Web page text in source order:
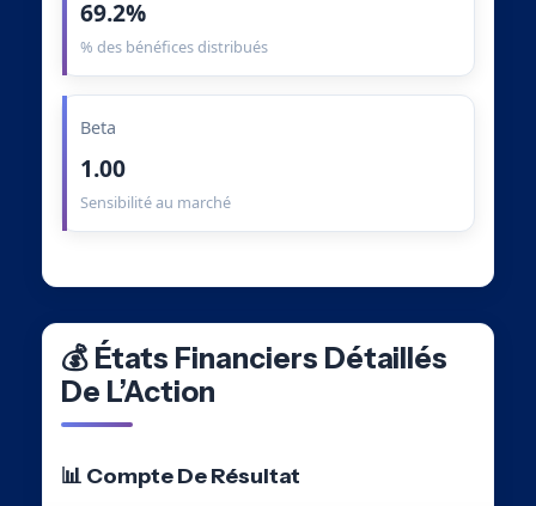
69.2%
% des bénéfices distribués
Beta
1.00
Sensibilité au marché
💰 États Financiers Détaillés
De L’Action
📊 Compte De Résultat